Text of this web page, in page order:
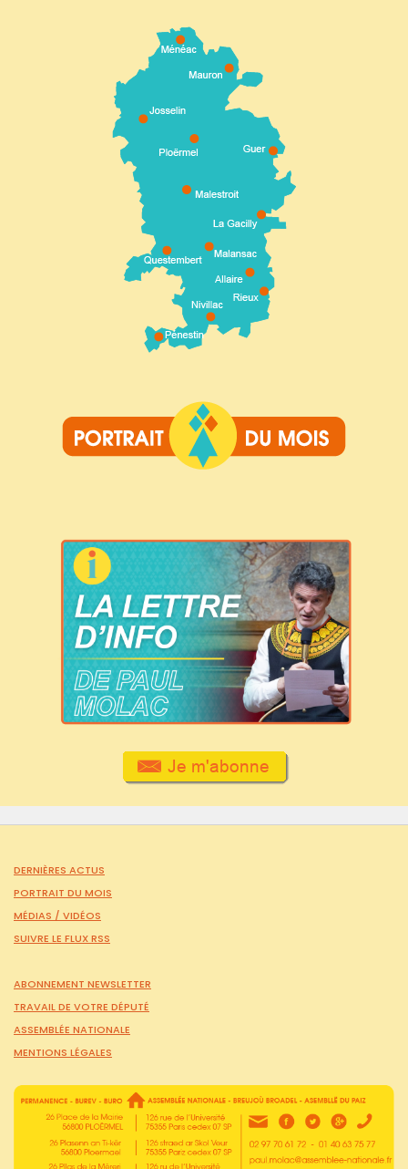
DERNIÈRES ACTUS
PORTRAIT DU MOIS
MÉDIAS / VIDÉOS
SUIVRE LE FLUX RSS
ABONNEMENT NEWSLETTER
TRAVAIL DE VOTRE DÉPUTÉ
ASSEMBLÉE NATIONALE
MENTIONS LÉGALES